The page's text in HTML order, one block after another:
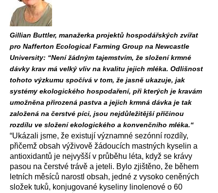
Gillian Buttler, manažerka projektů hospodářských zvířat
pro Nafferton Ecological Farming Group na Newcastle
University: “Není žádným tajemstvím, že složení krmné
dávky krav má velký vliv na kvalitu jejich mléka. Odlišnost
tohoto výzkumu spočívá v tom, že jasně ukazuje, jak
systémy ekologického hospodaření, při kterých je kravám
umožněna přirozená pastva a jejich krmná dávka je tak
založená na čerstvé píci, jsou nejdůležitější příčinou
rozdílu ve složení ekologického a konvenčního mléka.“
“Ukázali jsme, že existují významné sezónní rozdíly,
přičemž obsah výživově žádoucích mastných kyselin a
antioxidantů je nejvyšší v průběhu léta, když se krávy
pasou na čerstvé trávě a jeteli. Bylo zjištěno, že během
letních měsíců narostl obsah, jedné z vysoko ceněných
složek tuků, konjugované kyseliny linolenové o 60